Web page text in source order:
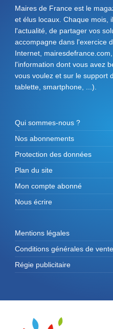
Maires de France est le
et élus locaux. Chaque mois,
l'actualité, de partager vos
accompagne dans l'exercice
Internet,
l'information dont vous avez
vous voulez et sur le support
tablette, smartphone, ...).
Qui sommes-nous ?
Nos abonnements
Protection des données
Plan du site
Mon compte abonné
Nous écrire
Mentions légales
Conditions générales de
Régie publicitaire